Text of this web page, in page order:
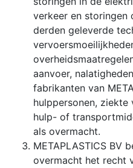
verkeer en
derden geleverde
aanvoer,
fabrikanten van
hulppersonen, ziekte
hulp- of
als overmacht.
METAPLASTICS BV
overmacht het recht